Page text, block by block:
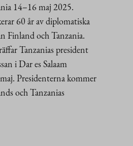
14–16 maj 2025.
60 år av diplomatiska
Finland och Tanzania.
Tanzanias president
i Dar es Salaam
Presidenterna kommer
och Tanzanias